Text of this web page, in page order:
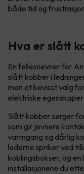
både tid og
Hva er slått
En fellesnevner for
slått kobber i
men et bevisst valg
elektriske egenskaper.
Slått kobber sørger
som gir jevnere
varmgang og dårlig
lederne spriker ved
koblingsbokser, og
installasjonene du